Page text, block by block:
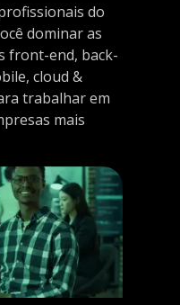
do
dominar as
front-end, back-
cloud &
trabalhar em
mais